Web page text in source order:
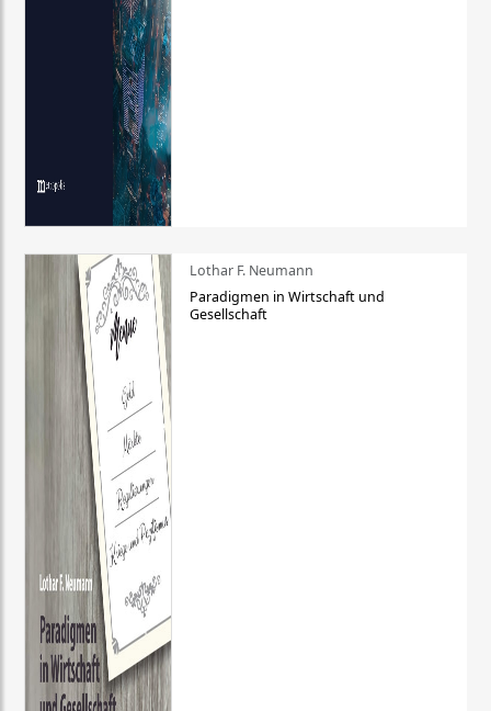
Lothar F. Neumann
Paradigmen in Wirtschaft und
Gesellschaft